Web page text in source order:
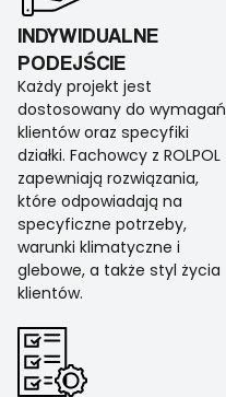
INDYWIDUALNE
PODEJŚCIE
Każdy projekt jest
dostosowany do wymagań
klientów oraz specyfiki
działki. Fachowcy z ROLPOL
zapewniają rozwiązania,
które odpowiadają na
specyficzne potrzeby,
warunki klimatyczne i
glebowe, a także styl życia
klientów.